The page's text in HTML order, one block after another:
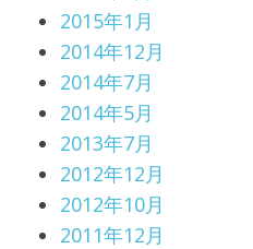
2015年1月
2014年12月
2014年7月
2014年5月
2013年7月
2012年12月
2012年10月
2011年12月